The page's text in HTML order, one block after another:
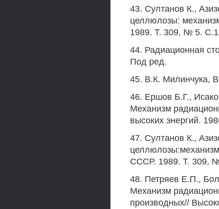
43. Султанов К.,
целлюлозы:
1989. Т. 309, № 5.
44. Радиационная
Под ред.
45. B.К. Милинчука,
46. Ершов Б.Г.,
Механизм
высоких энергий.
47. Султанов К.,
СССР. 1989. Т. 309,
48. Петряев Е.П.,
Механизм
производных//